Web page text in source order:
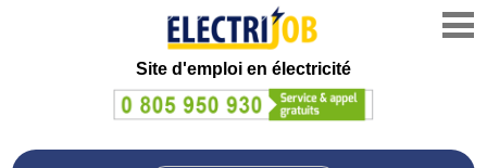
Site d'emploi en électricité